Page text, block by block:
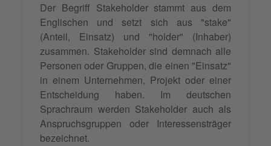
Der Begriff Stakeholder stammt aus dem
Englischen und setzt sich aus "stake"
(Anteil, Einsatz) und "holder" (Inhaber)
zusammen. Stakeholder sind demnach alle
Personen oder Gruppen, die einen "Einsatz"
in einem Unternehmen, Projekt oder einer
Entscheidung haben. Im deutschen
Sprachraum werden Stakeholder auch als
Anspruchsgruppen oder Interessensträger
bezeichnet.